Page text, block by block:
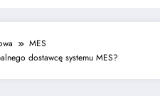
MES
dostawcę systemu MES?